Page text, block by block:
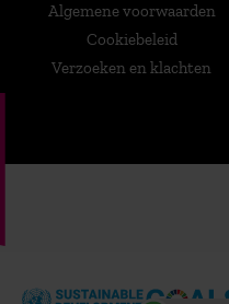
Algemene voorwaarden
Cookiebeleid
Verzoeken en klachten